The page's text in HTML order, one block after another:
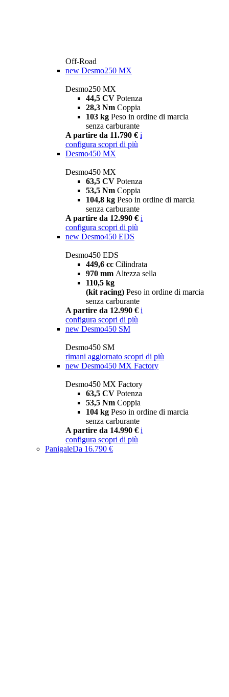
Off-Road
new Desmo250 MX
Desmo250 MX
44,5 CV Potenza
28,3 Nm Coppia
103 kg Peso in ordine di marcia
senza carburante
A partire da 11.790 € i
configura scopri di più
Desmo450 MX
Desmo450 MX
63,5 CV Potenza
53,5 Nm Coppia
104,8 kg Peso in ordine di marcia
senza carburante
A partire da 12.990 € i
configura scopri di più
new Desmo450 EDS
Desmo450 EDS
449,6 cc Cilindrata
970 mm Altezza sella
110,5 kg
(kit racing) Peso in ordine di marcia
senza carburante
A partire da 12.990 € i
configura scopri di più
new Desmo450 SM
Desmo450 SM
rimani aggiornato scopri di più
new Desmo450 MX Factory
Desmo450 MX Factory
63,5 CV Potenza
53,5 Nm Coppia
104 kg Peso in ordine di marcia
senza carburante
A partire da 14.990 € i
configura scopri di più
PanigaleDa 16.790 €